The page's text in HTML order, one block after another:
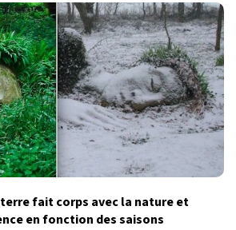
fait corps avec la nature et
en fonction des saisons